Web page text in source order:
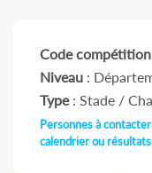
Code compétition
Niveau :
Type: Stade /
Personnes à
calendrier ou résultats